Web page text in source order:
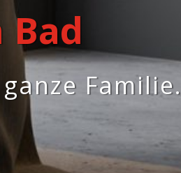
Familie.